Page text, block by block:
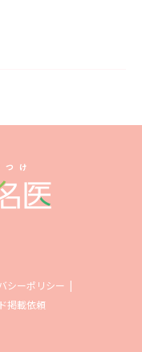
シーポリシー
掲載依頼